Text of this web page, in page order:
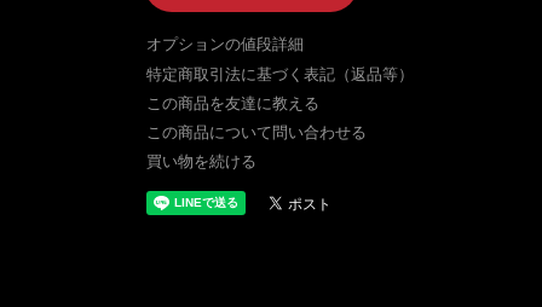
オプションの値段詳細
特定商取引法に基づく表記（返品等）
この商品を友達に教える
この商品について問い合わせる
買い物を続ける